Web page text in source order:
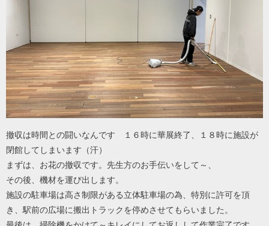
撤収は時間との闘いなんです １６時に華展終了、１８時に施設が
閉館してしまいます（汗）
まずは、お花の撤収です。先生方のお手伝いをして～、
その後、機材を運び出します。
施設の駐車場は高さ制限がある立体駐車場の為、特別に許可を頂
き、駅前の広場に搬出トラックを停めさせてもらいました。